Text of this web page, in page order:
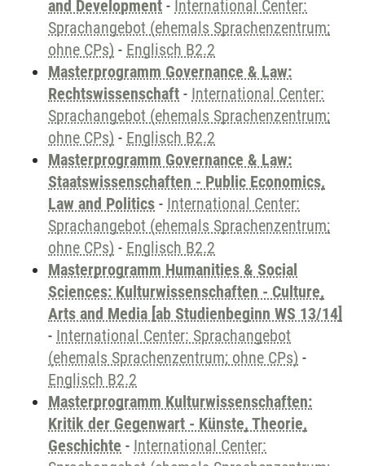
and Development - International Center:
Sprachangebot (ehemals Sprachenzentrum;
ohne CPs) - Englisch B2.2
Masterprogramm Governance & Law:
Rechtswissenschaft - International Center:
Sprachangebot (ehemals Sprachenzentrum;
ohne CPs) - Englisch B2.2
Masterprogramm Governance & Law:
Staatswissenschaften - Public Economics,
Law and Politics - International Center:
Sprachangebot (ehemals Sprachenzentrum;
ohne CPs) - Englisch B2.2
Masterprogramm Humanities & Social
Sciences: Kulturwissenschaften - Culture,
Arts and Media [ab Studienbeginn WS 13/14]
- International Center: Sprachangebot
(ehemals Sprachenzentrum; ohne CPs) -
Englisch B2.2
Masterprogramm Kulturwissenschaften:
Kritik der Gegenwart - Künste, Theorie,
Geschichte - International Center: